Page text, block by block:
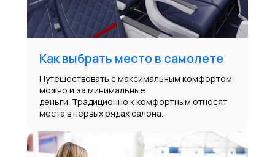
Как выбрать место в самолете
Путешествовать с максимальным комфортом
можно и за минимальные
деньги. Традиционно к комфортным относят
места в первых рядах салона.